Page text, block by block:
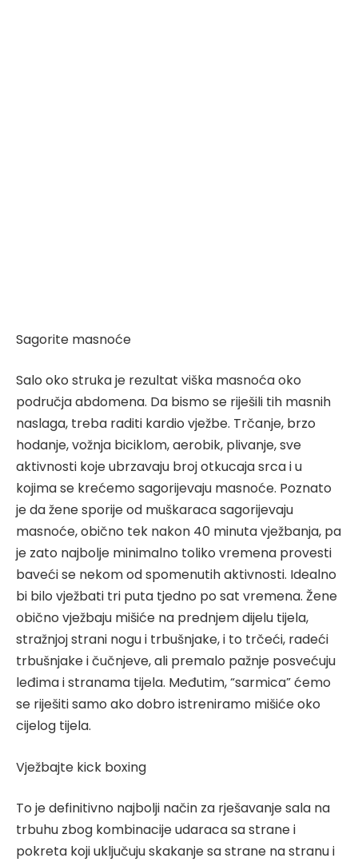
Sagorite masnoće
Salo oko struka je rezultat viška masnoća oko
područja abdomena. Da bismo se riješili tih masnih
naslaga, treba raditi kardio vježbe. Trčanje, brzo
hodanje, vožnja biciklom, aerobik, plivanje, sve
aktivnosti koje ubrzavaju broj otkucaja srca i u
kojima se krećemo sagorijevaju masnoće. Poznato
je da žene sporije od muškaraca sagorijevaju
masnoće, obično tek nakon 40 minuta vježbanja, pa
je zato najbolje minimalno toliko vremena provesti
baveći se nekom od spomenutih aktivnosti. Idealno
bi bilo vježbati tri puta tjedno po sat vremena. Žene
obično vježbaju mišiće na prednjem dijelu tijela,
stražnjoj strani nogu i trbušnjake, i to trčeći, radeći
trbušnjake i čučnjeve, ali premalo pažnje posvećuju
leđima i stranama tijela. Međutim, “sarmica” ćemo
se riješiti samo ako dobro istreniramo mišiće oko
cijelog tijela.
Vježbajte kick boxing
To je definitivno najbolji način za rješavanje sala na
trbuhu zbog kombinacije udaraca sa strane i
pokreta koji uključuju skakanje sa strane na stranu i